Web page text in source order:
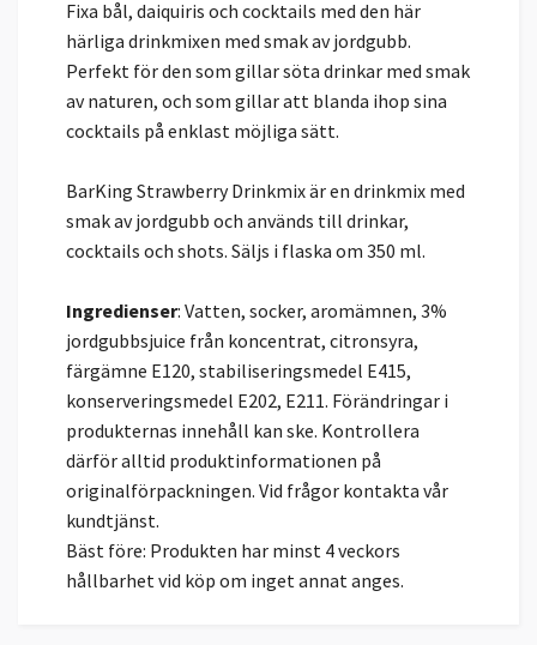
Fixa bål, daiquiris och cocktails med den här
härliga drinkmixen med smak av jordgubb.
Perfekt för den som gillar söta drinkar med smak
av naturen, och som gillar att blanda ihop sina
cocktails på enklast möjliga sätt.
BarKing Strawberry Drinkmix är en drinkmix med
smak av jordgubb och används till drinkar,
cocktails och shots. Säljs i flaska om 350 ml.
Ingredienser: Vatten, socker, aromämnen, 3%
jordgubbsjuice från koncentrat, citronsyra,
färgämne E120, stabiliseringsmedel E415,
konserveringsmedel E202, E211. Förändringar i
produkternas innehåll kan ske. Kontrollera
därför alltid produktinformationen på
originalförpackningen. Vid frågor kontakta vår
kundtjänst.
Bäst före: Produkten har minst 4 veckors
hållbarhet vid köp om inget annat anges.